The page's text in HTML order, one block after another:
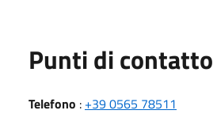
Punti di contatto
Telefono : +39 0565 78511